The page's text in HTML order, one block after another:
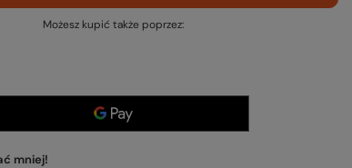
Możesz kupić także poprzez:
mniej!